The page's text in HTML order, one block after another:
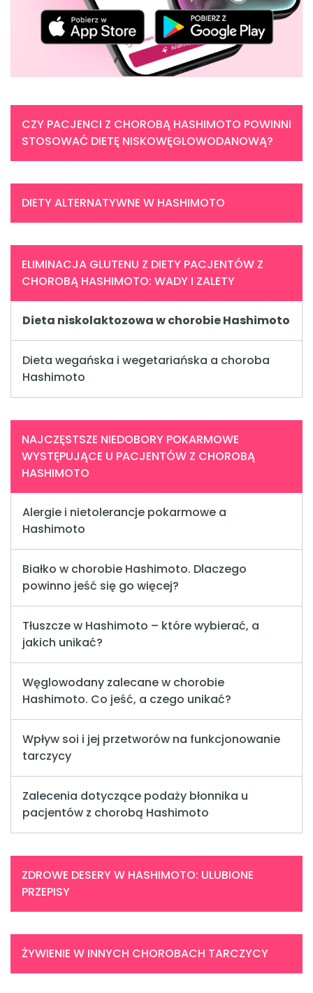
CZY PACJENCI Z CHOROBĄ HASHIMOTO POWINNI
STOSOWAĆ DIETĘ NISKOWĘGLOWODANOWĄ?
DIETY ALTERNATYWNE W HASHIMOTO
ELIMINACJA GLUTENU Z DIETY PACJENTÓW Z
CHOROBĄ HASHIMOTO: WADY I ZALETY
Dieta niskolaktozowa w chorobie Hashimoto
Dieta wegańska i wegetariańska a choroba
Hashimoto
NAJCZĘSTSZE NIEDOBORY POKARMOWE
WYSTĘPUJĄCE U PACJENTÓW Z CHOROBĄ
HASHIMOTO
Alergie i nietolerancje pokarmowe a
Hashimoto
Białko w chorobie Hashimoto. Dlaczego
powinno jeść się go więcej?
Tłuszcze w Hashimoto – które wybierać, a
jakich unikać?
Węglowodany zalecane w chorobie
Hashimoto. Co jeść, a czego unikać?
Wpływ soi i jej przetworów na funkcjonowanie
tarczycy
Zalecenia dotyczące podaży błonnika u
pacjentów z chorobą Hashimoto
ZDROWE DESERY W HASHIMOTO: ULUBIONE
PRZEPISY
ŻYWIENIE W INNYCH CHOROBACH TARCZYCY